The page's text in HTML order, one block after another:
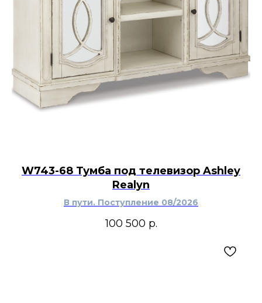
W743-68 Тумба под телевизор Ashley
Realyn
В пути. Поступление 08/2026
100 500 р.